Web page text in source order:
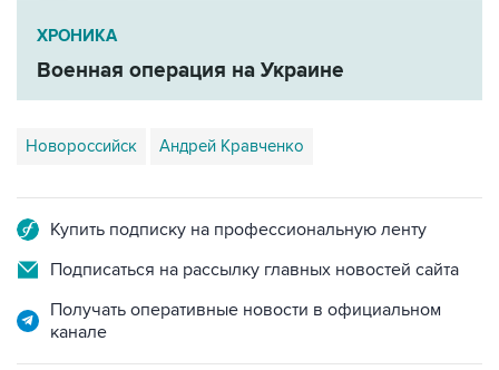
ХРОНИКА
Военная операция на Украине
Новороссийск Андрей Кравченко
Купить подписку на профессиональную ленту
Подписаться на рассылку главных новостей сайта
Получать оперативные новости в официальном
канале